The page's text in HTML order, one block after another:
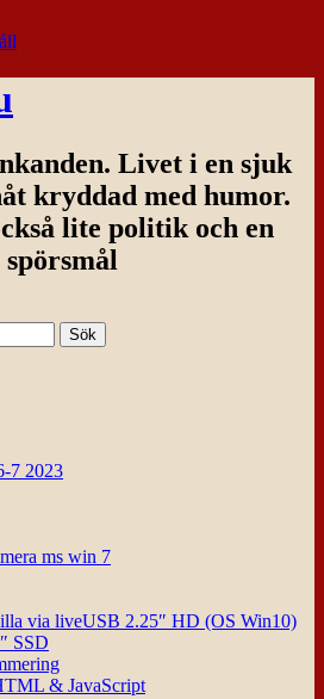
Livet i en sjuk
kryddad med humor.
lite politik och en
7 2023
ms win 7
via liveUSB 2.25″ HD (OS Win10)
SSD
& JavaScript